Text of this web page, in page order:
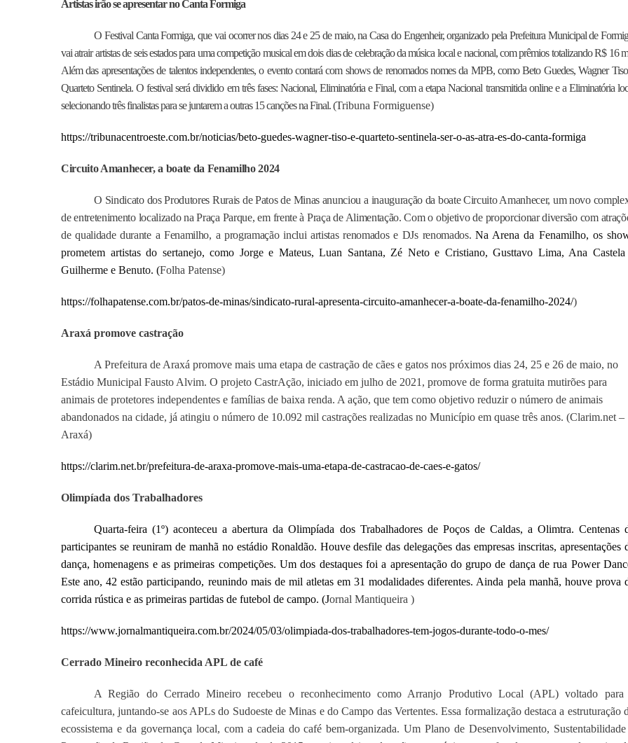
Artistas irão se apresentar no Canta Formiga
O Festival Canta Formiga, que vai ocorrer nos dias 24 e 25 de maio, na Casa do Engenheir, organizado pela Prefeitura Municipal de
vai atrair artistas de seis estados para uma competição musical em dois dias de celebração da música local e nacional, com prêmios totalizando R$ 16
Além das apresentações de talentos independentes, o evento contará com shows de renomados nomes da MPB, como Beto Guedes, Wagner
Quarteto Sentinela. O festival será dividido em três fases: Nacional, Eliminatória e Final, com a etapa Nacional transmitida online e a Eliminatória
selecionando três finalistas para se juntarem a outras 15 canções na Final. (Tribuna Formiguense)
https://tribunacentroeste.com.br/noticias/beto-guedes-wagner-tiso-e-quarteto-sentinela-ser-o-as-atra-es-do-canta-formiga
Circuito Amanhecer, a boate da Fenamilho 2024
O Sindicato dos Produtores Rurais de Patos de Minas anunciou a inauguração da boate Circuito Amanhecer, um novo
de entretenimento localizado na Praça Parque, em frente à Praça de Alimentação. Com o objetivo de proporcionar diversão com
de qualidade durante a Fenamilho, a programação inclui artistas renomados e DJs renomados.Na Arena da Fenamilho, os
prometem artistas do sertanejo, como Jorge e Mateus, Luan Santana, Zé Neto e Cristiano, Gusttavo Lima, Ana
Guilherme e Benuto. (Folha Patense)
https://folhapatense.com.br/patos-de-minas/sindicato-rural-apresenta-circuito-amanhecer-a-boate-da-fenamilho-2024/)
Araxá promove castração
A Prefeitura de Araxá promove mais uma etapa de castração de cães e gatos nos próximos dias 24, 25 e 26 de maio, no
Estádio Municipal Fausto Alvim. O projeto CastrAção, iniciado em julho de 2021, promove de forma gratuita mutirões para
animais de protetores independentes e famílias de baixa renda. A ação, que tem como objetivo reduzir o número de animais
abandonados na cidade, já atingiu o número de 10.092 mil castrações realizadas no Município em quase três anos. (Clarim.net –
Araxá)
https://clarim.net.br/prefeitura-de-araxa-promove-mais-uma-etapa-de-castracao-de-caes-e-gatos/
Olimpíada dos Trabalhadores
Quarta-feira (1º) aconteceu a abertura da Olimpíada dos Trabalhadores de Poços de Caldas, a Olimtra. Centenas
participantes se reuniram de manhã no estádio Ronaldão. Houve desfile das delegações das empresas inscritas, apresentações
dança, homenagens e as primeiras competições. Um dos destaques foi a apresentação do grupo de dança de rua Power
Este ano, 42 estão participando, reunindo mais de mil atletas em 31 modalidades diferentes. Ainda pela manhã, houve prova
corrida rústica e as primeiras partidas de futebol de campo. (Jornal Mantiqueira )
https://www.jornalmantiqueira.com.br/2024/05/03/olimpiada-dos-trabalhadores-tem-jogos-durante-todo-o-mes/
Cerrado Mineiro reconhecida APL de café
A Região do Cerrado Mineiro recebeu o reconhecimento como Arranjo Produtivo Local (APL) voltado para
cafeicultura, juntando-se aos APLs do Sudoeste de Minas e do Campo das Vertentes. Essa formalização destaca a estruturação
ecossistema e da governança local, com a cadeia do café bem-organizada. Um Plano de Desenvolvimento,